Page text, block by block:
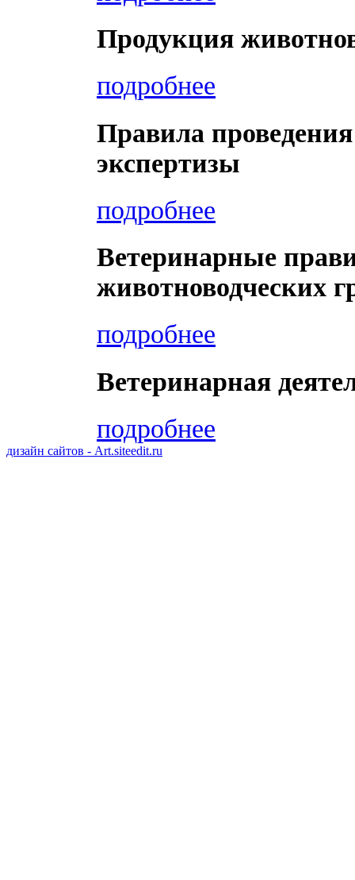
Продукция
подробнее
Правила
экспертизы
подробнее
Ветеринарные
животноводческих
подробнее
Ветеринарная
подробнее
дизайн сайтов - Art.siteedit.ru